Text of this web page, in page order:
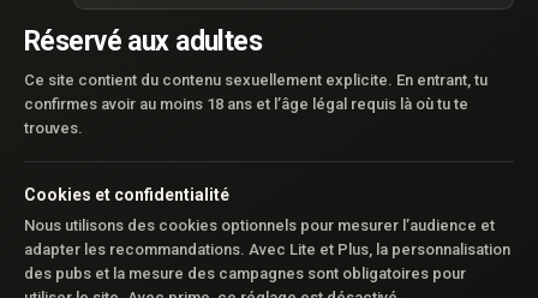
Réservé aux adultes
Ce site contient du contenu sexuellement explicite. En entrant, tu
confirmes avoir au moins 18 ans et l’âge légal requis là où tu te
trouves.
Cookies et confidentialité
Nous utilisons des cookies optionnels pour mesurer l’audience et
adapter les recommandations. Avec Lite et Plus, la personnalisation
des pubs et la mesure des campagnes sont obligatoires pour
►
Aucun Reel disponible